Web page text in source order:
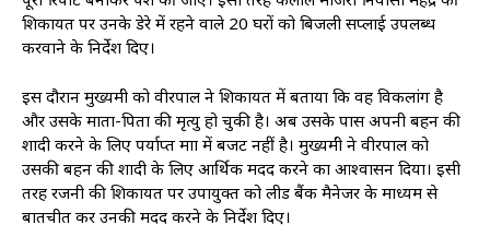
शिकायत पर उनके डेरे में रहने वाले 20 घरों को बिजली सप्लाई उपलब्ध
करवाने के निर्देश दिए।
इस दौरान मुख्यमंत्री को वीरपाल ने शिकायत में बताया कि वह विकलांग है
और उसके माता-पिता की मृत्यु हो चुकी है। अब उसके पास अपनी बहन की
शादी करने के लिए पर्याप्त मात्रा में बजट नहीं है। मुख्यमंत्री ने वीरपाल को
उसकी बहन की शादी के लिए आर्थिक मदद करने का आश्वासन दिया। इसी
तरह रजनी की शिकायत पर उपायुक्त को लीड बैंक मैनेजर के माध्यम से
बातचीत कर उनकी मदद करने के निर्देश दिए।